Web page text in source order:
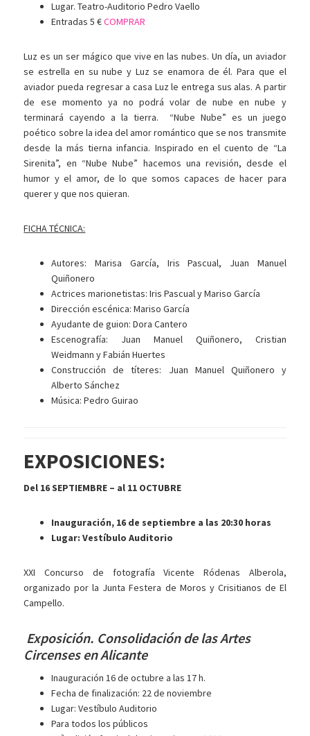
Lugar. Teatro-Auditorio Pedro Vaello
Entradas 5 €COMPRAR
Luz es un ser mágico que vive en las nubes. Un día, un aviador
se estrella en su nube y Luz se enamora de él. Para que el
aviador pueda regresar a casa Luz le entrega sus alas. A partir
de ese momento ya no podrá volar de nube en nube y
terminará cayendo a la tierra. “Nube Nube” es un juego
poético sobre la idea del amor romántico que se nos transmite
desde la más tierna infancia. Inspirado en el cuento de “La
Sirenita”, en “Nube Nube” hacemos una revisión, desde el
humor y el amor, de lo que somos capaces de hacer para
querer y que nos quieran.
FICHA TÉCNICA:
Autores: Marisa García, Iris Pascual, Juan Manuel
Quiñonero
Actrices marionetistas: Iris Pascual y Mariso García
Dirección escénica: Mariso García
Ayudante de guion: Dora Cantero
Escenografía: Juan Manuel Quiñonero, Cristian
Weidmann y Fabián Huertes
Construcción de títeres: Juan Manuel Quiñonero y
Alberto Sánchez
Música: Pedro Guirao
EXPOSICIONES:
Del 16 SEPTIEMBRE – al 11 OCTUBRE
Inauguración, 16 de septiembre a las 20:30 horas
Lugar: Vestíbulo Auditorio
XXI Concurso de fotografía Vicente Ródenas Alberola,
organizado por la Junta Festera de Moros y Crisitianos de El
Campello.
Exposición. Consolidación de las Artes
Circenses en Alicante
Inauguración 16 de octubre a las 17 h.
Fecha de finalización: 22 de noviembre
Lugar: Vestíbulo Auditorio
Para todos los públicos